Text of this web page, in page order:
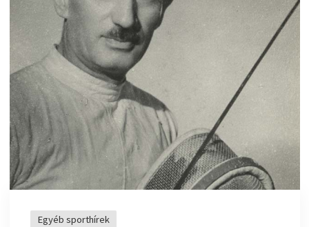
Egyéb sporthírek